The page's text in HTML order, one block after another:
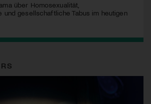
über Homosexualität,
und gesellschaftliche Tabus im heutigen